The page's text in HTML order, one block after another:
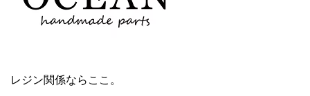
レジン関係ならここ。